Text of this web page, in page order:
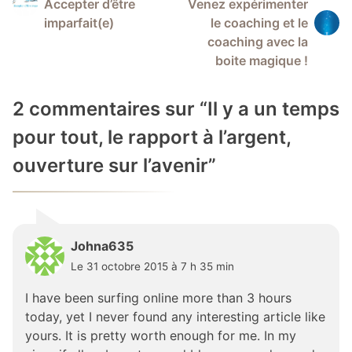
Accepter d’être
imparfait(e)
Venez expérimenter
le coaching et le
coaching avec la
boite magique !
2 commentaires sur “Il y a un temps
pour tout, le rapport à l’argent,
ouverture sur l’avenir”
Johna635
Le 31 octobre 2015 à 7 h 35 min
I have been surfing online more than 3 hours
today, yet I never found any interesting article like
yours. It is pretty worth enough for me. In my